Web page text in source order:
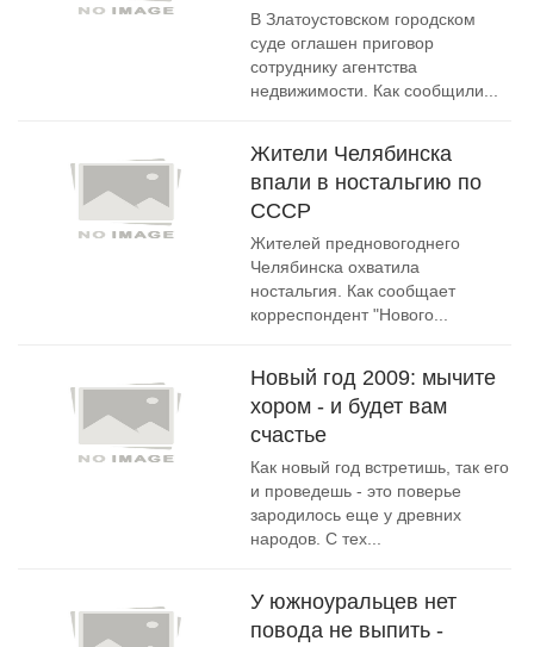
В Златоустовском городском
суде оглашен приговор
сотруднику агентства
недвижимости. Как сообщили...
Жители Челябинска
впали в ностальгию по
СССР
Жителей предновогоднего
Челябинска охватила
ностальгия. Как сообщает
корреспондент "Нового...
Новый год 2009: мычите
хором - и будет вам
счастье
Как новый год встретишь, так его
и проведешь - это поверье
зародилось еще у древних
народов. С тех...
У южноуральцев нет
повода не выпить -